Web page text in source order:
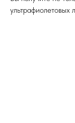
ультрафиолетовых